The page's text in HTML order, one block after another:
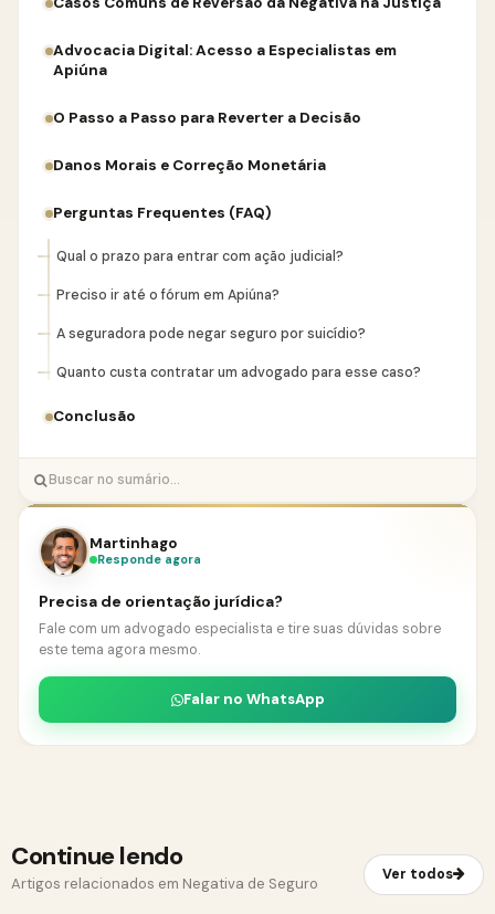
Advocacia Digital: Acesso a Especialistas em
Apiúna
O Passo a Passo para Reverter a Decisão
Danos Morais e Correção Monetária
Perguntas Frequentes (FAQ)
Qual o prazo para entrar com ação judicial?
Preciso ir até o fórum em Apiúna?
A seguradora pode negar seguro por suicídio?
Quanto custa contratar um advogado para esse caso?
Conclusão
Martinhago
Responde agora
Precisa de orientação jurídica?
Fale com um advogado especialista e tire suas dúvidas sobre
este tema agora mesmo.
Falar no WhatsApp
Continue lendo
Artigos relacionados em Negativa de Seguro
Ver todos